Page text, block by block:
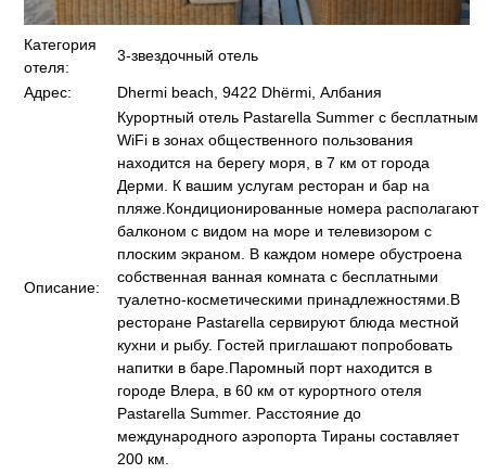
Категория
отеля:
3-звездочный отель
Адрес: Dhermi beach, 9422 Dhërmi, Албания
Описание:
Курортный отель Pastarella Summer с бесплатным
WiFi в зонах общественного пользования
находится на берегу моря, в 7 км от города
Дерми. К вашим услугам ресторан и бар на
пляже.Кондиционированные номера располагают
балконом с видом на море и телевизором с
плоским экраном. В каждом номере обустроена
собственная ванная комната с бесплатными
туалетно-косметическими принадлежностями.В
ресторане Pastarella сервируют блюда местной
кухни и рыбу. Гостей приглашают попробовать
напитки в баре.Паромный порт находится в
городе Влера, в 60 км от курортного отеля
Pastarella Summer. Расстояние до
международного аэропорта Тираны составляет
200 км.